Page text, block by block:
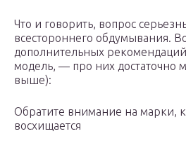
Что и говорить, вопрос
всестороннего обдумывания.
дополнительных
модель, — про них достаточно
выше):
Обратите внимание на марки,
восхищается